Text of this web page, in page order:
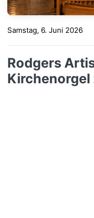
Samstag, 6. Juni 2026
sakral-orgel.de
Rodgers
Kirchenorgel